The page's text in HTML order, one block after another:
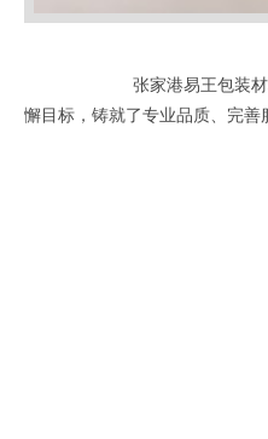
张家港易王包装
懈目标，铸就了专业品质、完